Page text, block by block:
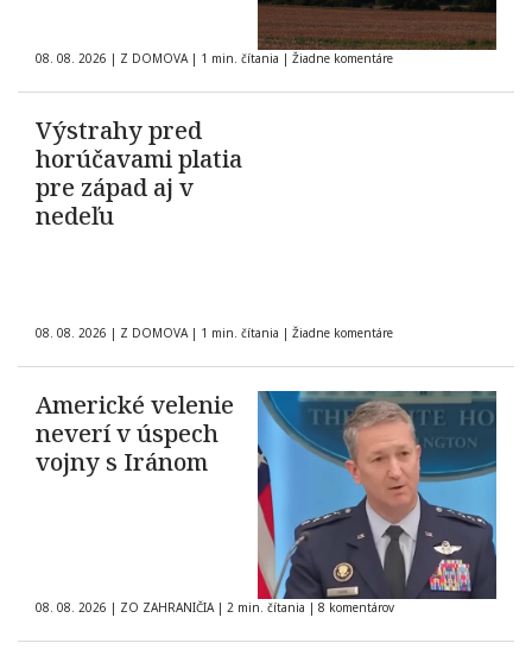
08. 08. 2026 | Z DOMOVA | 1 min. čítania | Žiadne komentáre
Výstrahy pred
horúčavami platia
pre západ aj v
nedeľu
08. 08. 2026 | Z DOMOVA | 1 min. čítania | Žiadne komentáre
Americké velenie
neverí v úspech
vojny s Iránom
08. 08. 2026 | ZO ZAHRANIČIA | 2 min. čítania | 8 komentárov